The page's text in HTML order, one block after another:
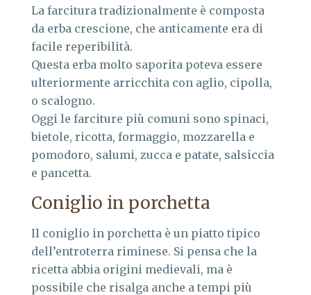
La farcitura tradizionalmente è composta
da erba crescione, che anticamente era di
facile reperibilità.
Questa erba molto saporita poteva essere
ulteriormente arricchita con aglio, cipolla,
o scalogno.
Oggi le farciture più comuni sono spinaci,
bietole, ricotta, formaggio, mozzarella e
pomodoro, salumi, zucca e patate, salsiccia
e pancetta.
Coniglio in porchetta
Il coniglio in porchetta è un piatto tipico
dell’entroterra riminese. Si pensa che la
ricetta abbia origini medievali, ma è
possibile che risalga anche a tempi più